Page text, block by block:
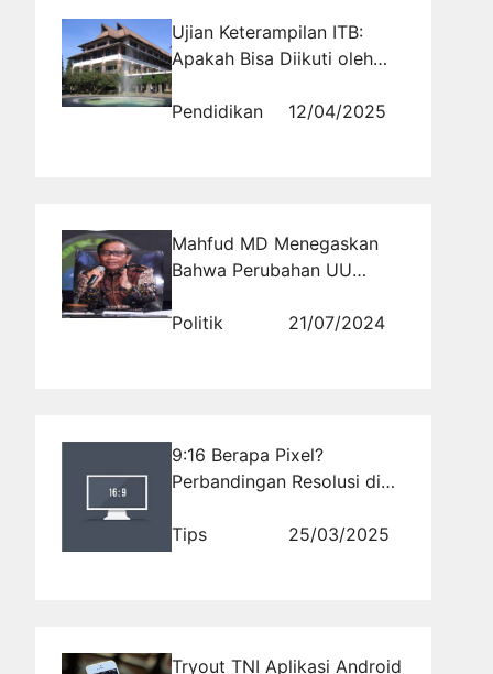
Ujian Keterampilan ITB:
Apakah Bisa Diikuti oleh
Pendidikan
12/04/2025
Mahfud MD Menegaskan
Bahwa Perubahan UU
Legislasi yang Benar
Politik 21/07/2024
9:16 Berapa Pixel?
Perbandingan Resolusi di
Tips
25/03/2025
Tryout TNI Aplikasi Android